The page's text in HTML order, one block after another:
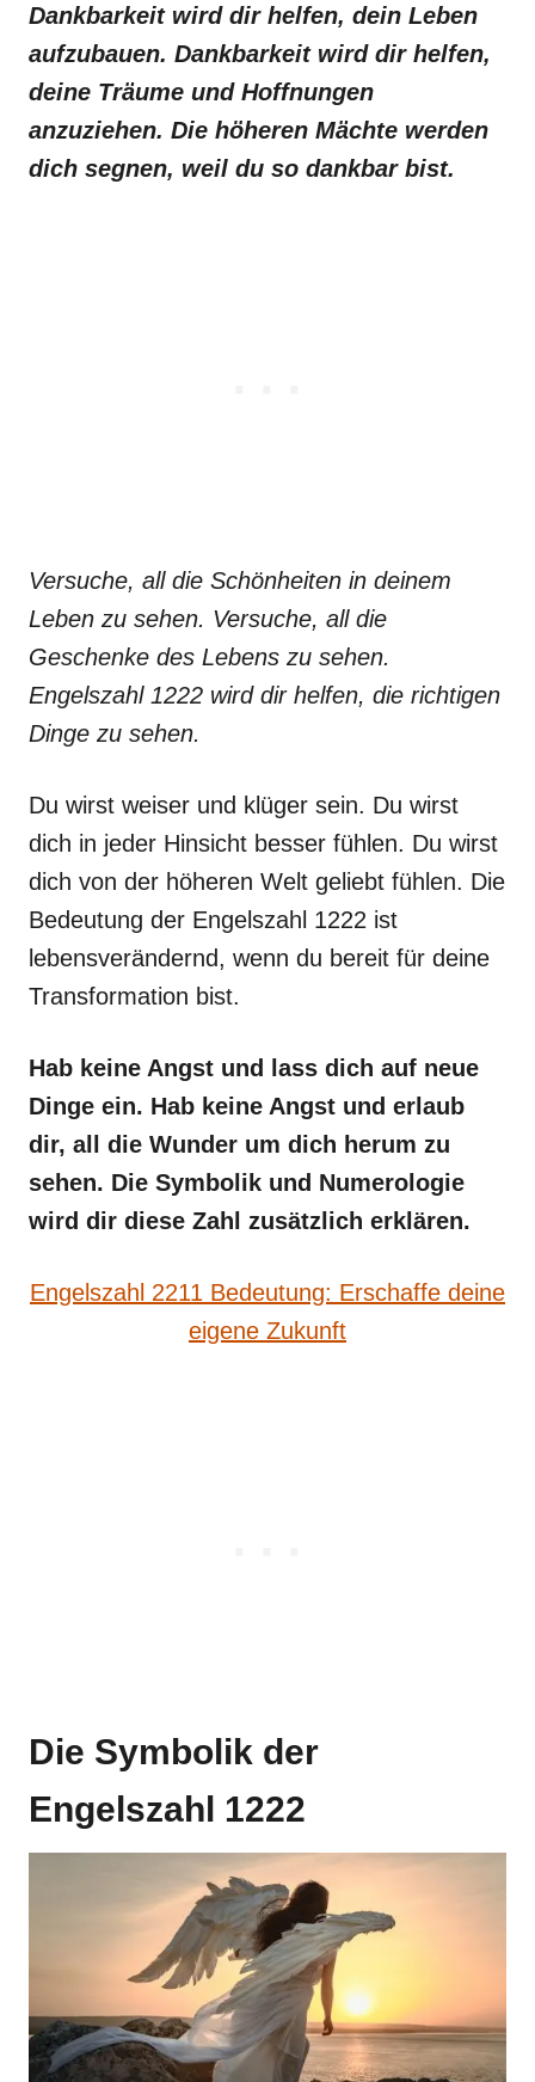
Dankbarkeit wird dir helfen, dein Leben
aufzubauen. Dankbarkeit wird dir helfen,
deine Träume und Hoffnungen
anzuziehen. Die höheren Mächte werden
dich segnen, weil du so dankbar bist.
Versuche, all die Schönheiten in deinem
Leben zu sehen. Versuche, all die
Geschenke des Lebens zu sehen.
Engelszahl 1222 wird dir helfen, die richtigen
Dinge zu sehen.
Du wirst weiser und klüger sein. Du wirst
dich in jeder Hinsicht besser fühlen. Du wirst
dich von der höheren Welt geliebt fühlen. Die
Bedeutung der Engelszahl 1222 ist
lebensverändernd, wenn du bereit für deine
Transformation bist.
Hab keine Angst und lass dich auf neue
Dinge ein. Hab keine Angst und erlaub
dir, all die Wunder um dich herum zu
sehen. Die Symbolik und Numerologie
wird dir diese Zahl zusätzlich erklären.
Engelszahl 2211 Bedeutung: Erschaffe deine
eigene Zukunft
Die Symbolik der
Engelszahl 1222